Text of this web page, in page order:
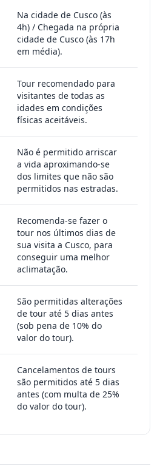
Na cidade de Cusco (às
4h) / Chegada na própria
cidade de Cusco (às 17h
em média).
Tour recomendado para
visitantes de todas as
idades em condições
físicas aceitáveis.
Não é permitido arriscar
a vida aproximando-se
dos limites que não são
permitidos nas estradas.
Recomenda-se fazer o
tour nos últimos dias de
sua visita a Cusco, para
conseguir uma melhor
aclimatação.
São permitidas alterações
de tour até 5 dias antes
(sob pena de 10% do
valor do tour).
Cancelamentos de tours
são permitidos até 5 dias
antes (com multa de 25%
do valor do tour).